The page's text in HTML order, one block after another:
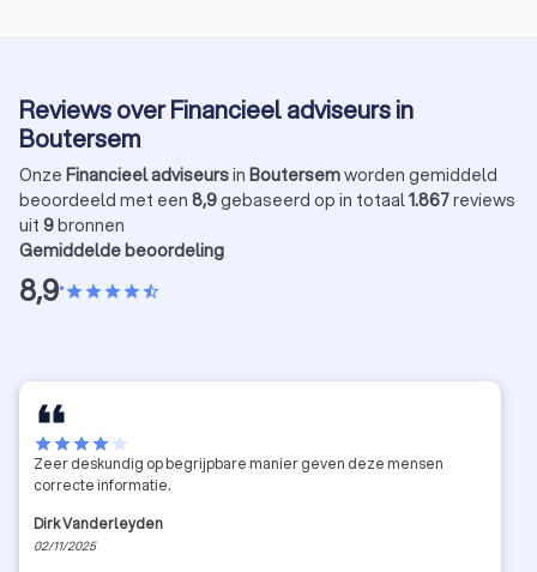
Reviews over Financieel adviseurs in
Boutersem
Onze Financieel adviseursin Boutersemworden gemiddeld
beoordeeld met een 8,9gebaseerd op in totaal1.867reviews
uit 9bronnen
Gemiddelde beoordeling
8,9•starstarstarstarstar_half
starstarstarstarstar
Zeer deskundig op begrijpbare manier geven deze mensen
correcte informatie.
Dirk Vanderleyden
02/11/2025